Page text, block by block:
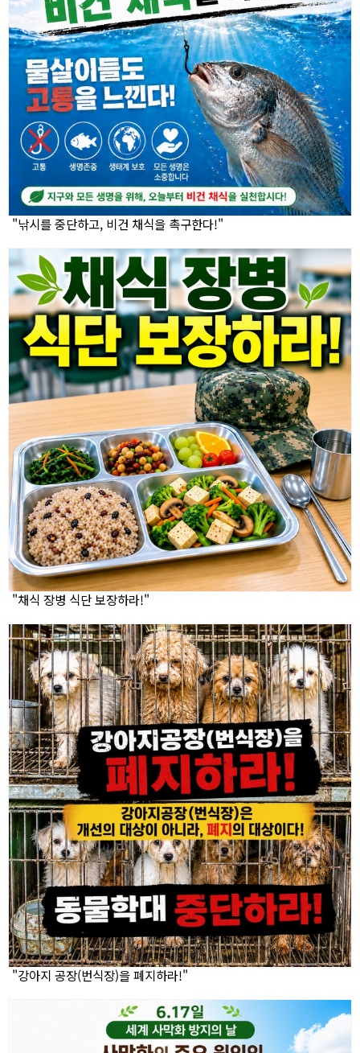
"낚시를 중단하고, 비건 채식을 촉구한다!"
"채식 장병 식단 보장하라!"
"강아지 공장(번식장)을 폐지하라!"